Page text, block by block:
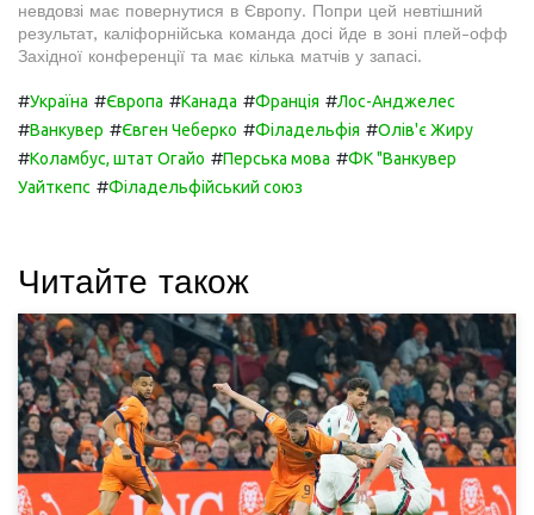
невдовзі має повернутися в Європу. Попри цей невтішний
результат, каліфорнійська команда досі йде в зоні плей-офф
Західної конференції та має кілька матчів у запасі.
#Україна #Європа #Канада #Франція #Лос-Анджелес
#Ванкувер #Євген Чеберко #Філадельфія #Олів'є Жиру
#Коламбус, штат Огайо #Перська мова #ФК "Ванкувер
Уайткепс #Філадельфійський союз
Читайте також